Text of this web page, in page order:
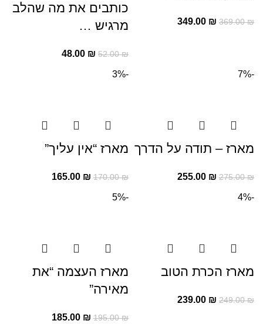
369.00₪
349.00 ₪
כותבים את מה שהלב
מרגיש …
52.00₪
48.00 ₪
-7%
מארז – תודה על הדרך
275.00₪
255.00 ₪
-3%
מארז “אין עליך”
170.00₪
165.00 ₪
-4%
מארז הכרת הטוב
249.00₪
239.00 ₪
-5%
מארז העצמה “את
מאירה”
195.00₪
185.00 ₪